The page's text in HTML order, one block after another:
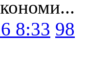
8:33 98